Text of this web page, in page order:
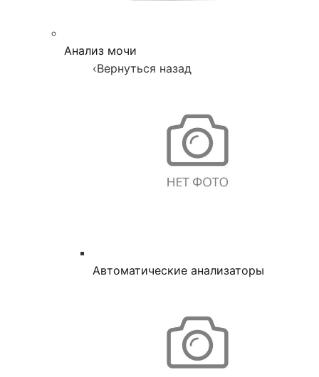
Анализ мочи
‹Вернуться назад
Автоматические анализаторы